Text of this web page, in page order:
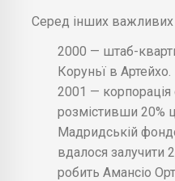
Серед інших важливих
2000 — штаб-
Коруньї в Артейхо.
2001 — корпорація
розмістивши 20%
Мадридській
вдалося залучити
робить Амансіо